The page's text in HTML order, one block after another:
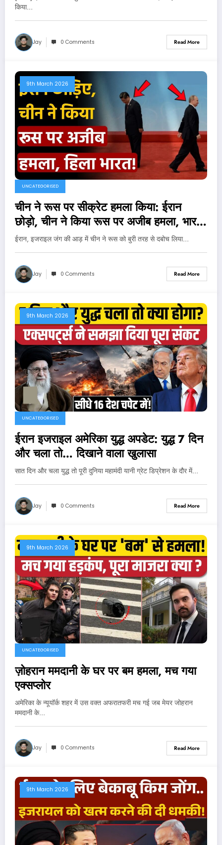
किया…
Jay 0 Comments Read More
9th March 2026
UNCATEGORISED
चीन ने रूस पर सीक्रेट हमला किया: ईरान
छोड़ो, चीन ने किया रूस पर अजीब हमला, भारत
भी हिला !
ईरान, इजराइल जंग की आड़ में चीन ने रूस को बुरी तरह से दबोच लिया…
Jay 0 Comments Read More
9th March 2026
UNCATEGORISED
ईरान इजराइल अमेरिका युद्ध अपडेट: युद्ध 7 दिन
और चला तो… दिखाने वाला खुलासा
सात दिन और चला युद्ध तो पूरी दुनिया महामंदी यानी ग्रेट डिप्रेशन के दौर में…
Jay 0 Comments Read More
9th March 2026
UNCATEGORISED
ज़ोहरान ममदानी के घर पर बम हमला, मच गया
एक्सप्लोर
अमेरिका के न्यूयॉर्क शहर में उस वक्त अफरातफरी मच गई जब मेयर जोहरान
ममदानी के…
Jay 0 Comments Read More
9th March 2026